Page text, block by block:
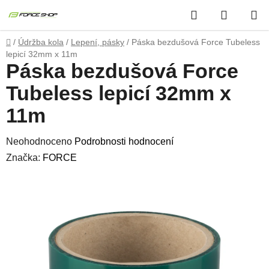
na
obsah
Hledat
KOŠÍK
Domů
/ Údržba kola / Lepení, pásky / Páska bezdušová Force Tubeless
lepicí 32mm x 11m
Páska bezdušová Force
Tubeless lepicí 32mm x
11m
Průměrné
hodnocení
hvězdiček.
Neohodnoceno Podrobnosti hodnocení
Značka: FORCE